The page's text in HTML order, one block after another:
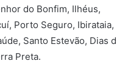
do Bonfim, Ilhéus,
Porto Seguro, Ibirataia,
Santo Estevão, Dias d
Preta.